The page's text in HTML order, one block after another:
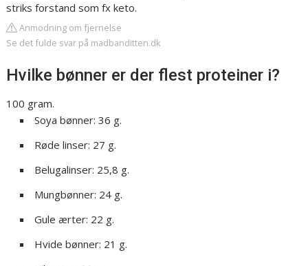
striks forstand som fx keto.
Anmodning om fjernelse
Se det fulde svar på madbanditten.dk
Hvilke bønner er der flest proteiner i?
100 gram.
Soya bønner: 36 g.
Røde linser: 27 g.
Belugalinser: 25,8 g.
Mungbønner: 24 g.
Gule ærter: 22 g.
Hvide bønner: 21 g.